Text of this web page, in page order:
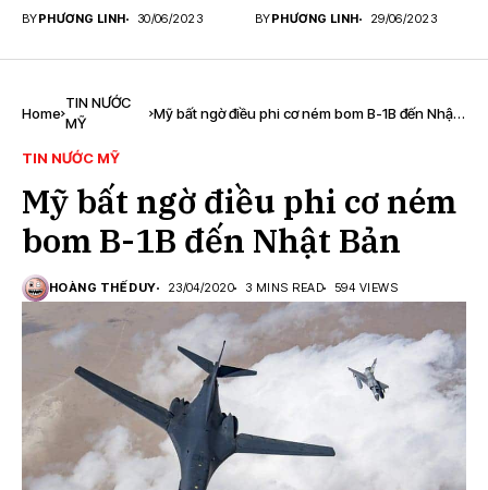
BYPHƯƠNG LINH 30/06/2023 BYPHƯƠNG LINH 29/06/2023
Home
TIN NƯỚC
MỸ
Mỹ bất ngờ điều phi cơ ném bom B-1B đến Nhật
TIN NƯỚC MỸ
Mỹ bất ngờ điều phi cơ ném
bom B-1B đến Nhật Bản
HOÀNG THẾ DUY 23/04/2020 3 MINS READ 594 VIEWS